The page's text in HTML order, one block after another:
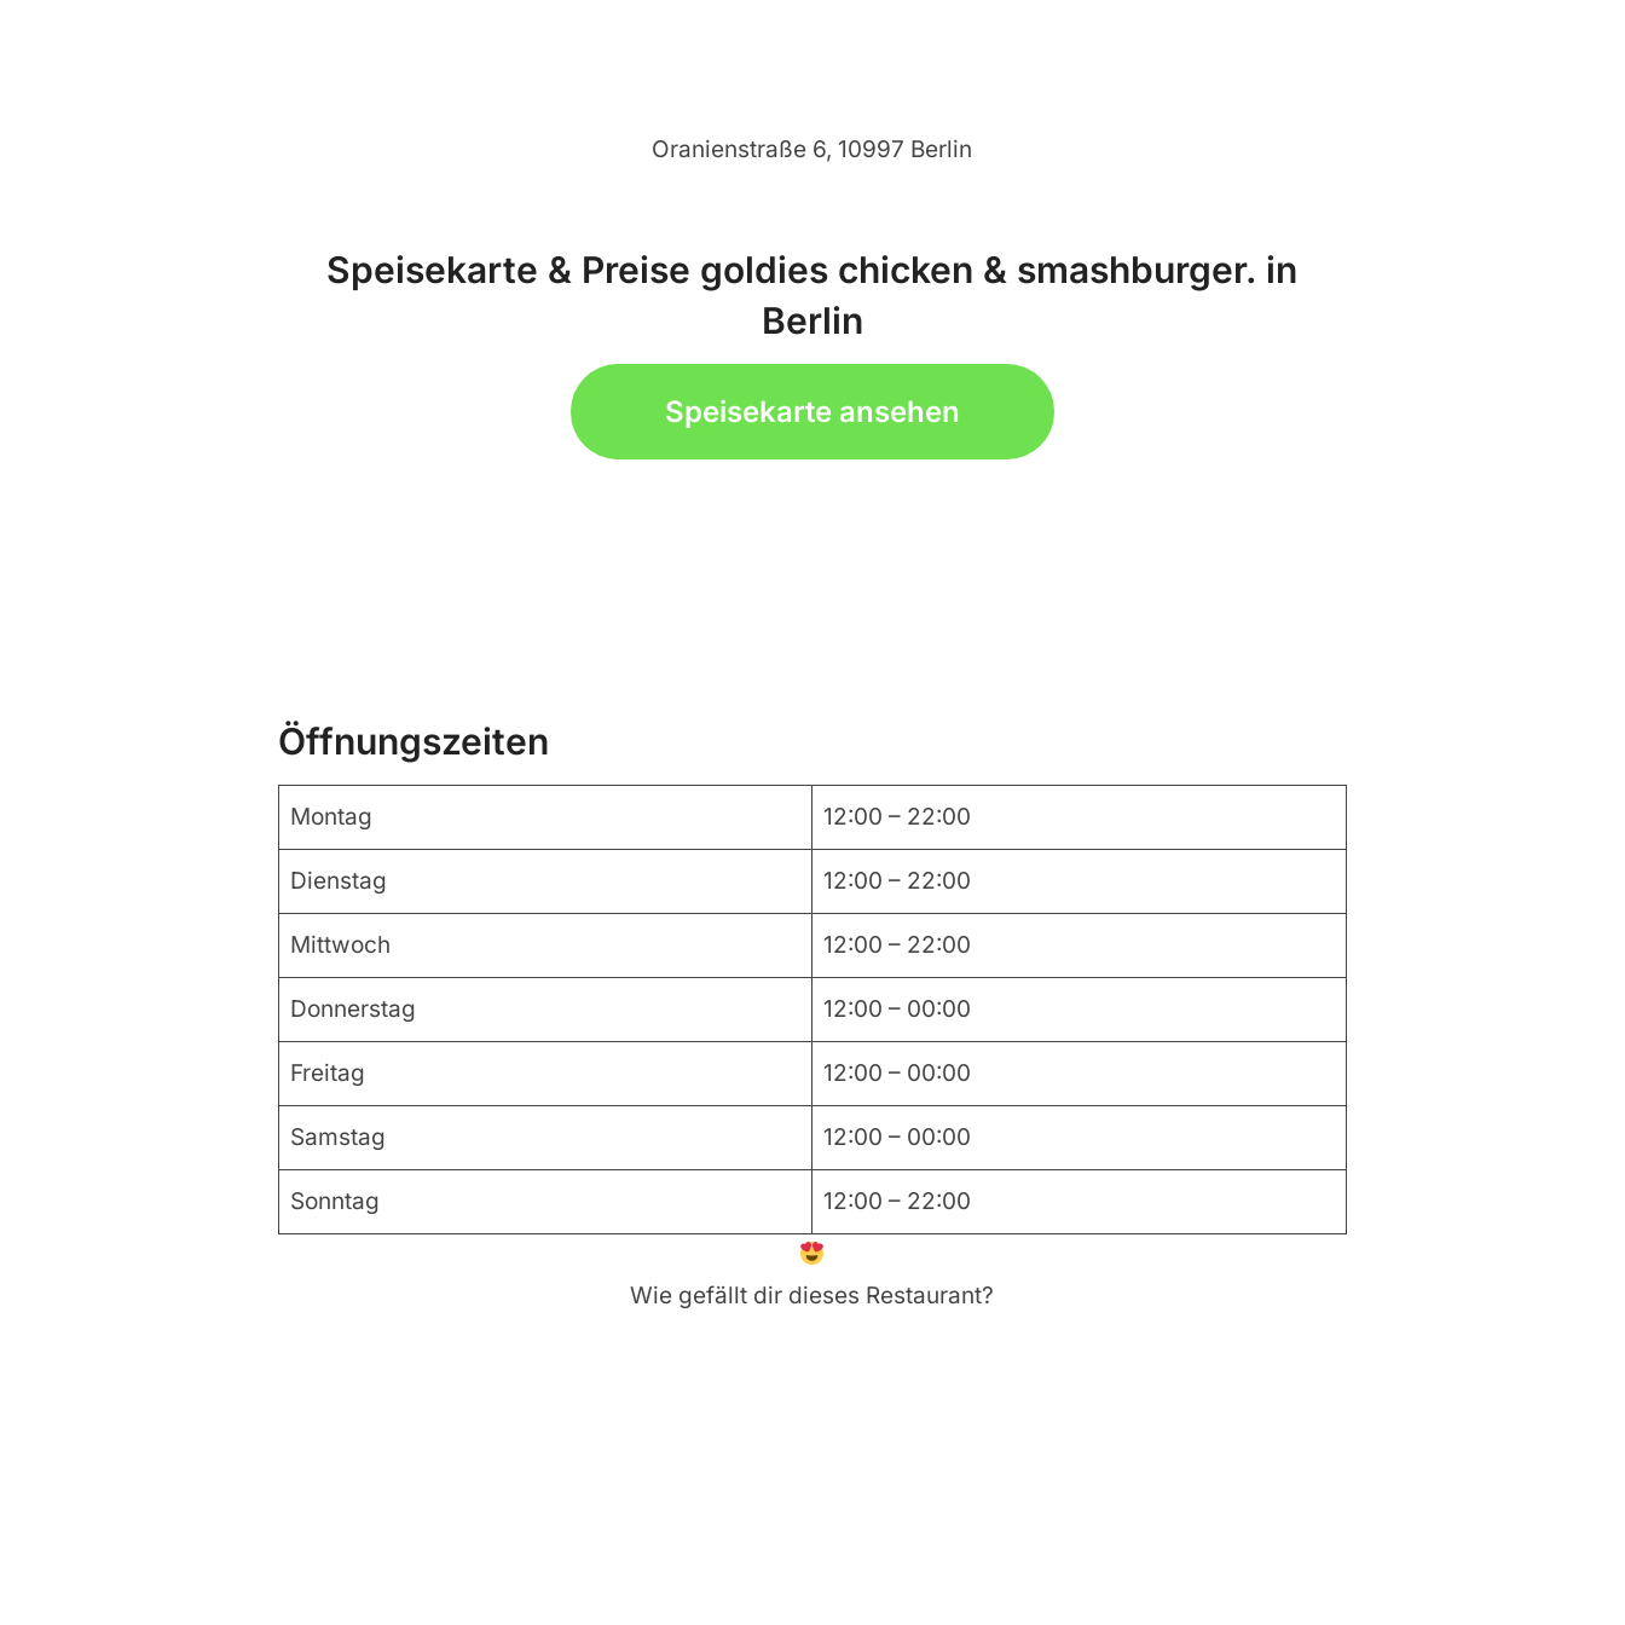
Oranienstraße 6, 10997 Berlin
Speisekarte & Preise goldies chicken & smashburger. in
Berlin
Speisekarte ansehen
Öffnungszeiten
Montag 12:00 – 22:00
Dienstag 12:00 – 22:00
Mittwoch 12:00 – 22:00
Donnerstag 12:00 – 00:00
Freitag 12:00 – 00:00
Samstag 12:00 – 00:00
Sonntag 12:00 – 22:00
Wie gefällt dir dieses Restaurant?